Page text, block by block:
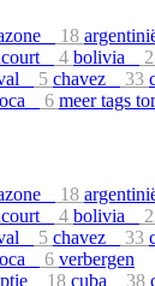
18
4 bolivia
5 chavez 33
6 meer tags
18
4 bolivia
5 chavez 33
6 verbergen
18 cuba 38